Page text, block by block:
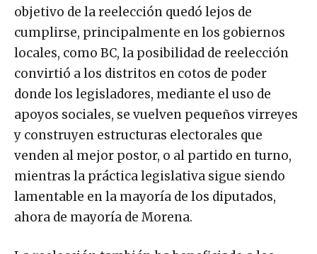
objetivo de la reelección quedó lejos de
cumplirse, principalmente en los gobiernos
locales, como BC, la posibilidad de reelección
convirtió a los distritos en cotos de poder
donde los legisladores, mediante el uso de
apoyos sociales, se vuelven pequeños virreyes
y construyen estructuras electorales que
venden al mejor postor, o al partido en turno,
mientras la práctica legislativa sigue siendo
lamentable en la mayoría de los diputados,
ahora de mayoría de Morena.